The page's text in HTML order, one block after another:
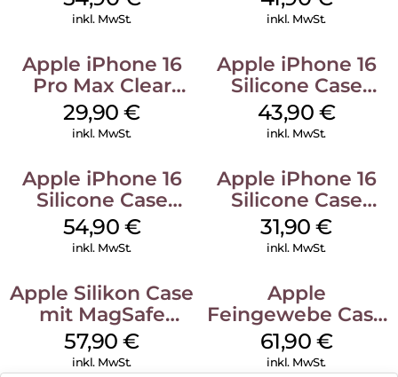
inkl. MwSt.
Ultramarine
inkl. MwSt.
Apple iPhone 16
Pro Max Clear
Case MagSafe
Transparent
29,90€
inkl. MwSt.
Apple iPhone 16
Silicone Case
MagSafe Plum
43,90 €
inkl. MwSt.
Apple iPhone 16
Silicone Case
MagSafe Lake
Green
54,90 €
inkl. MwSt.
Apple iPhone 16
Silicone Case
MagSafe Fuchsia
31,90€
inkl. MwSt.
Apple Silikon Case
mit MagSafe
iPhone 14 Pro
(PRODUCT)RED
57,90€
inkl. MwSt.
Apple
Feingewebe Case
iPhone 15 Pro
MagSafe Schwarz
61,90 €
inkl. MwSt.